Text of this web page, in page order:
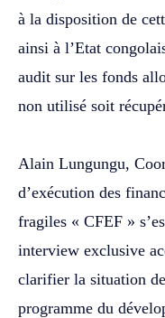
à la disposition de
ainsi à l’Etat
audit sur les fonds
non utilisé soit
‎Alain Lungungu,
d’exécution des
fragiles « CFEF »
interview exclusive
clarifier la situation
programme du